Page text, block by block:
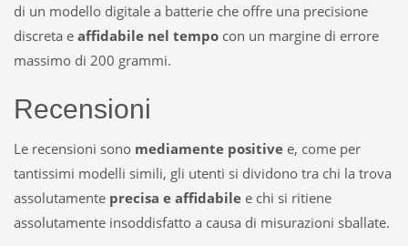
di un modello digitale a batterie che offre una precisione
discreta e affidabile nel tempo con un margine di errore
massimo di 200 grammi.
Recensioni
Le recensioni sono mediamente positive e, come per
tantissimi modelli simili, gli utenti si dividono tra chi la trova
assolutamente precisa e affidabile e chi si ritiene
assolutamente insoddisfatto a causa di misurazioni sballate.